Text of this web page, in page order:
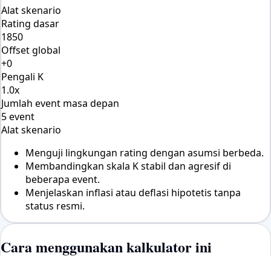
Alat skenario
Rating dasar
1850
Offset global
+0
Pengali K
1.0x
Jumlah event masa depan
5 event
Alat skenario
Menguji lingkungan rating dengan asumsi berbeda.
Membandingkan skala K stabil dan agresif di
beberapa event.
Menjelaskan inflasi atau deflasi hipotetis tanpa
status resmi.
Cara menggunakan kalkulator ini